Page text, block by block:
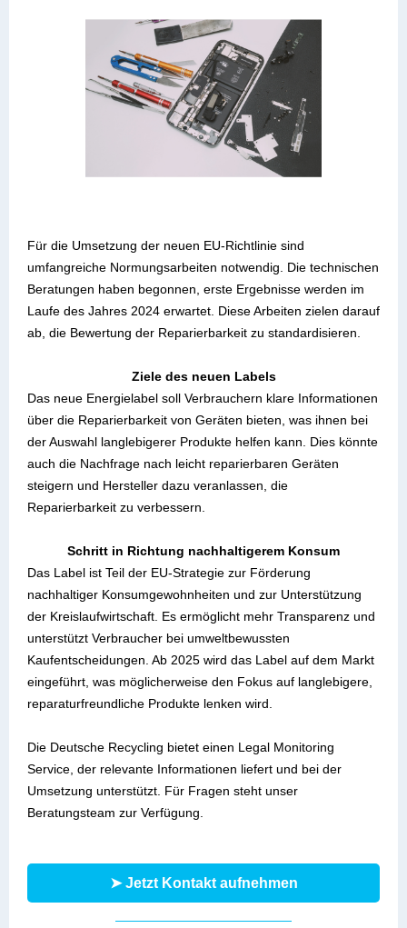
Für die Umsetzung der neuen EU-Richtlinie sind
umfangreiche Normungsarbeiten notwendig. Die technischen
Beratungen haben begonnen, erste Ergebnisse werden im
Laufe des Jahres 2024 erwartet. Diese Arbeiten zielen darauf
ab, die Bewertung der Reparierbarkeit zu standardisieren.
Ziele des neuen Labels
Das neue Energielabel soll Verbrauchern klare Informationen
über die Reparierbarkeit von Geräten bieten, was ihnen bei
der Auswahl langlebigerer Produkte helfen kann. Dies könnte
auch die Nachfrage nach leicht reparierbaren Geräten
steigern und Hersteller dazu veranlassen, die
Reparierbarkeit zu verbessern.
Schritt in Richtung nachhaltigerem Konsum
Das Label ist Teil der EU-Strategie zur Förderung
nachhaltiger Konsumgewohnheiten und zur Unterstützung
der Kreislaufwirtschaft. Es ermöglicht mehr Transparenz und
unterstützt Verbraucher bei umweltbewussten
Kaufentscheidungen. Ab 2025 wird das Label auf dem Markt
eingeführt, was möglicherweise den Fokus auf langlebigere,
reparaturfreundliche Produkte lenken wird.
Die Deutsche Recycling bietet einen Legal Monitoring
Service, der relevante Informationen liefert und bei der
Umsetzung unterstützt. Für Fragen steht unser
Beratungsteam zur Verfügung.
➤ Jetzt Kontakt aufnehmen